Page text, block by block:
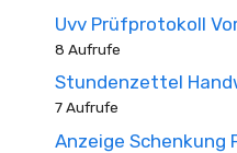
Uvv Prüfprotokoll
8 Aufrufe
Stundenzettel
7 Aufrufe
Anzeige Schenkung